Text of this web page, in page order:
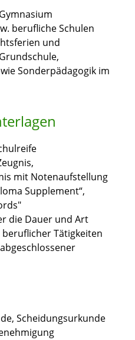
. berufliche Schulen
und
Sonderpädagogik im
mit Notenaufstellung
Supplement“,
die Dauer und Art
Tätigkeiten
Scheidungsurkunde